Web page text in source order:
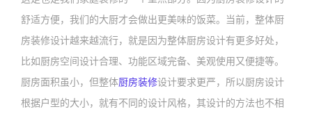
舒适方便，我们的大厨才会做出更美味的饭菜。当前，整体厨
房装修设计越来越流行，就是因为整体厨房设计有更多好处，
比如厨房空间设计合理、功能区域完备、美观使用又便捷等。
厨房面积虽小，但整体厨房装修设计要求更严，所以厨房设计
根据户型的大小，就有不同的设计风格，其设计的方法也不相